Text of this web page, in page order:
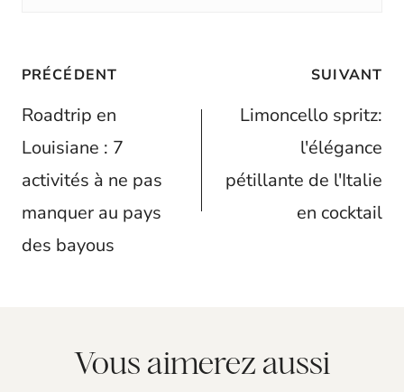
Navigation
de
l’article
PRÉCÉDENT
Roadtrip en
Louisiane : 7
activités à ne pas
manquer au pays
des bayous
SUIVANT
Limoncello spritz:
l'élégance
pétillante de l'Italie
en cocktail
Vous aimerez aussi